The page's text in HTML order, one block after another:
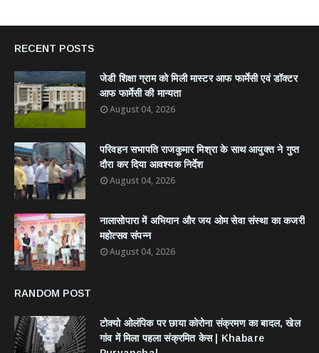
RECENT POSTS
जेडी शिक्षा ग्राम को मिली मास्टर आफ फार्मेसी एवं डॉक्टर
आफ फार्मेसी की मान्यता
August 04, 2026
परिवहन सभापति राजकुमार मिश्रा के साथ आयुक्त ने गुप्त
दौरा कर दिया आवश्यक निर्देश
August 04, 2026
नालासोपारा में अभियान और जय ओम सेवा संस्था का कजरी
महोत्सव संपन्न
August 04, 2026
RANDOM POST
टोक्यो ओलंपिक पर छाया कोरोना संक्रमण का बादल, खेल
गांव में मिला पहला संक्रमित केस | Khabare